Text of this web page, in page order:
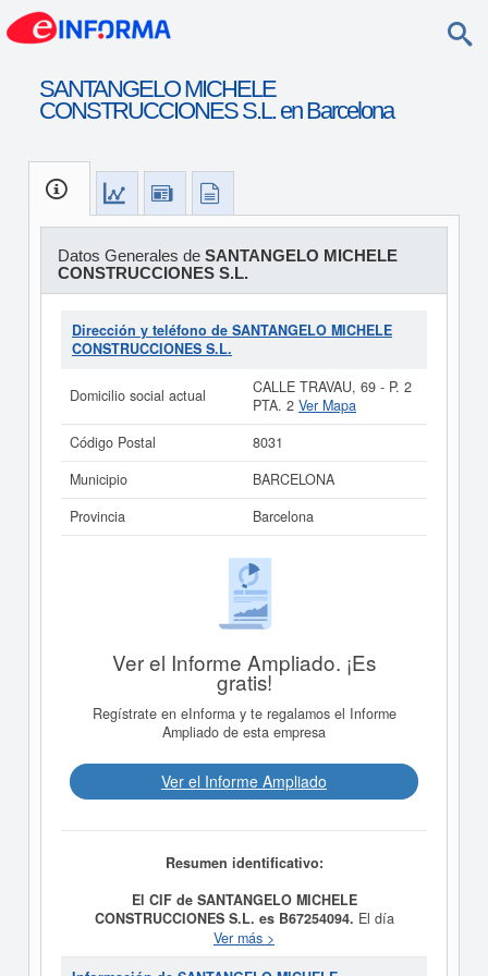
SANTANGELO MICHELE
CONSTRUCCIONES S.L. en Barcelona
Datos Generales de SANTANGELO MICHELE
CONSTRUCCIONES S.L.
Dirección y teléfono de SANTANGELO MICHELE
CONSTRUCCIONES S.L.
Domicilio social actual
CALLE TRAVAU, 69 - P. 2
PTA. 2 Ver Mapa
Código Postal
8031
Municipio
BARCELONA
Provincia
Barcelona
Ver el Informe Ampliado. ¡Es
gratis!
Regístrate en eInforma y te regalamos el Informe
Ampliado de esta empresa
Ver el Informe Ampliado
Resumen identificativo:
El CIF de SANTANGELO MICHELE
CONSTRUCCIONES S.L. es B67254094. El día
02/07/2018 se formó la empresa
MICHELE CONSTRUCCIONES S.L.con la finalidad de
Ver más >